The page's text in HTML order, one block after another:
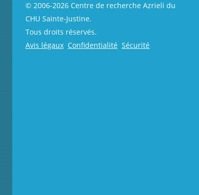
© 2006-2026Centre de recherche Azrieli du
CHU Sainte-Justine.
Tous droits réservés.
Avis légaux Confidentialité Sécurité